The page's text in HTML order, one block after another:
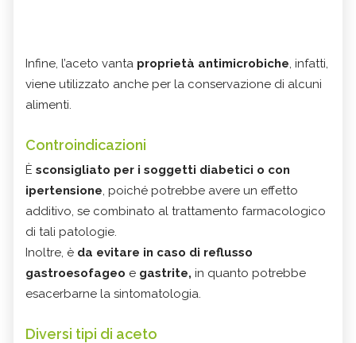
Infine, l’aceto vanta proprietà antimicrobiche, infatti,
viene utilizzato anche per la conservazione di alcuni
alimenti.
Controindicazioni
È sconsigliato per i soggetti diabetici o con
ipertensione, poiché potrebbe avere un effetto
additivo, se combinato al trattamento farmacologico
di tali patologie.
Inoltre, è da evitare in caso di reflusso
gastroesofageo e gastrite, in quanto potrebbe
esacerbarne la sintomatologia.
Diversi tipi di aceto